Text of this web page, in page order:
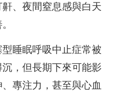
、夜間窒息感與白天
睡眠呼吸中止症常被
，但長期下來可能影
專注力，甚至與心血